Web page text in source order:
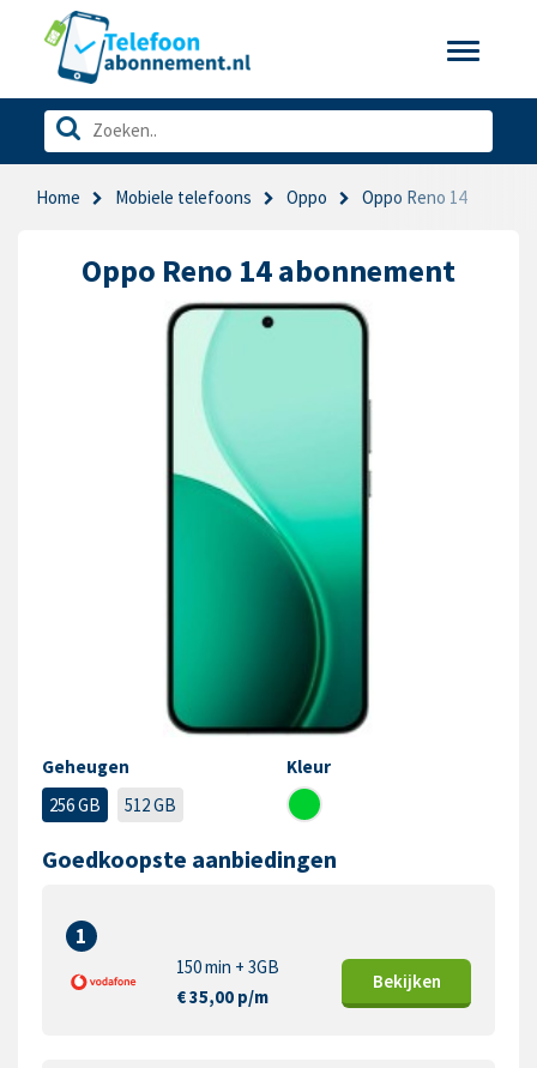
Toggle
Home Mobiele telefoons Oppo Oppo Reno 14
Oppo Reno 14 abonnement
Geheugen
256 GB
512 GB
Kleur
Goedkoopste aanbiedingen
1
150 min + 3GB
€ 35,00 p/m
Bekijken